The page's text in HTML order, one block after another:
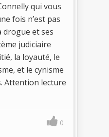
qui vous
fois n’est pas
drogue et ses
judiciaire
la loyauté, le
et le cynisme
Attention lecture
0